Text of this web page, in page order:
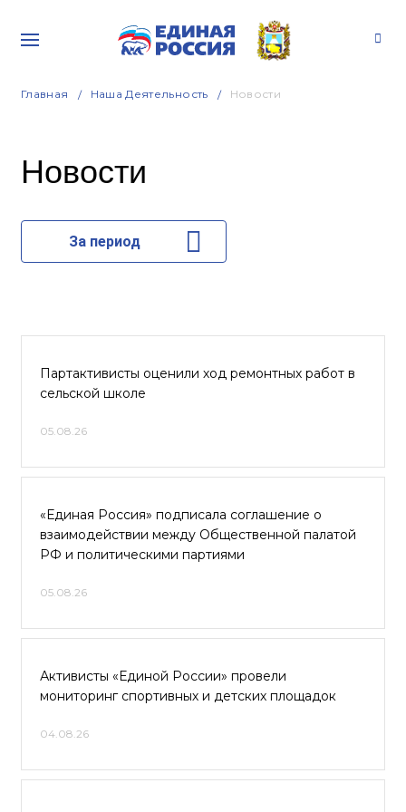
Главная Наша Деятельность Новости
Новости
За период
Партактивисты оценили ход ремонтных работ в
сельской школе
05.08.26
«Единая Россия» подписала соглашение о
взаимодействии между Общественной палатой
РФ и политическими партиями
05.08.26
Активисты «Единой России» провели
мониторинг спортивных и детских площадок
04.08.26